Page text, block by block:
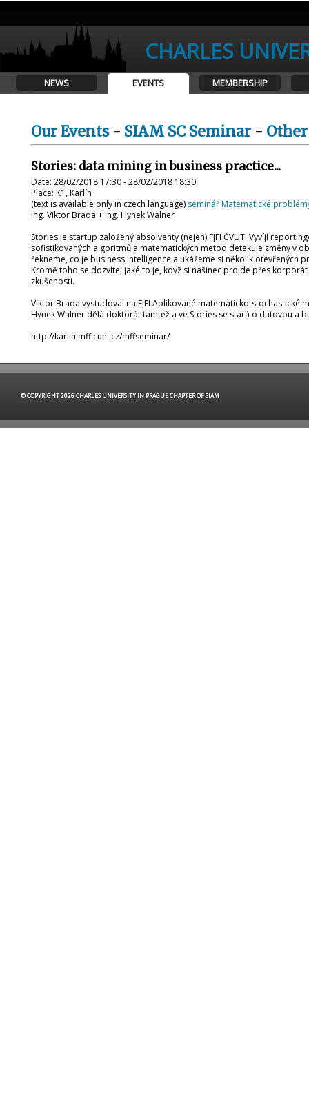
CHARLES
NEWS EVENTS MEMBERSHIP
Our Events- SIAM SC Seminar -
Stories: data mining in business practice...
Date: 28/02/2018 17:30 - 28/02/2018 18:30
Place: K1, Karlín
(text is available only in czech language) seminář Matematické
Ing. Viktor Brada + Ing. Hynek Walner
Stories je startup založený absolventy (nejen) FJFI ČVUT. Vyvíjí
sofistikovaných algoritmů a matematických metod detekuje změny v
řekneme, co je business intelligence a ukážeme si několik otevřených
Kromě toho se dozvíte, jaké to je, když si našinec projde přes
zkušenosti.
Viktor Brada vystudoval na FJFI Aplikované matematicko-
Hynek Walner dělá doktorát tamtéž a ve Stories se stará o datovou a
http://karlin.mff.cuni.cz/mffseminar/
© COPYRIGHT 2026 CHARLES UNIVERSITY IN PRAGUE CHAPTER OF SIAM